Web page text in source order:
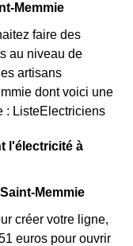
Memmie
faire des
au niveau de
artisans
dont voici une
: ListeElectriciens
l'électricité à
Memmie
créer votre ligne,
euros pour ouvrir